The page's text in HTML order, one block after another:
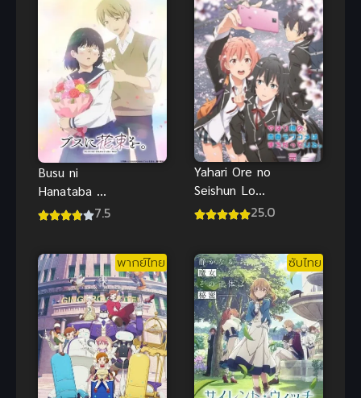
Busu ni
Hanataba wo
ช่อดอกไม้แด่7.5
Yahari Ore no
Seishun Love
Comedy ภาค25.0
พากย์ไทย ซับไทย